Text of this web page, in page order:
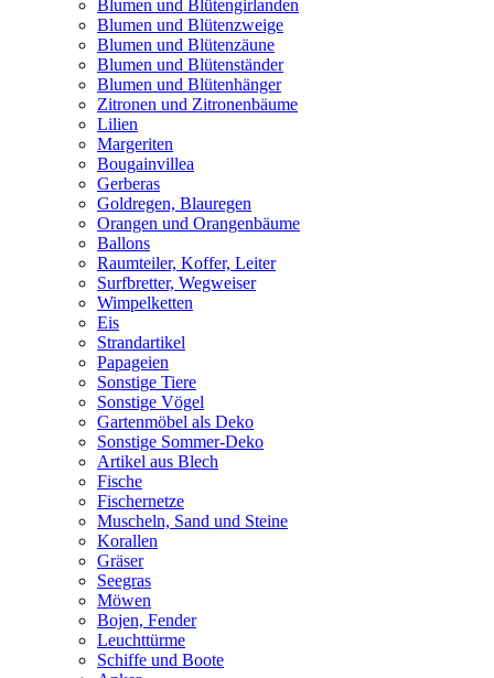
Blumen und Blütengirlanden
Blumen und Blütenzweige
Blumen und Blütenzäune
Blumen und Blütenständer
Blumen und Blütenhänger
Zitronen und Zitronenbäume
Lilien
Margeriten
Bougainvillea
Gerberas
Goldregen, Blauregen
Orangen und Orangenbäume
Ballons
Raumteiler, Koffer, Leiter
Surfbretter, Wegweiser
Wimpelketten
Eis
Strandartikel
Papageien
Sonstige Tiere
Sonstige Vögel
Gartenmöbel als Deko
Sonstige Sommer-Deko
Artikel aus Blech
Fische
Fischernetze
Muscheln, Sand und Steine
Korallen
Gräser
Seegras
Möwen
Bojen, Fender
Leuchttürme
Schiffe und Boote